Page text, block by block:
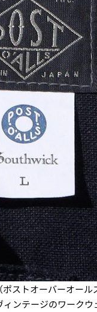
ストオーバーオー
ンテージのワーク